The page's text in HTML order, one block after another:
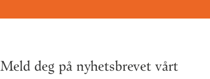
Meld deg på nyhetsbrevet vårt